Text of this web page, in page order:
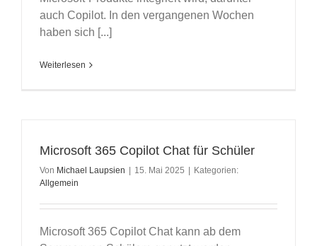
auch Copilot. In den vergangenen Wochen
haben sich [...]
Weiterlesen
Microsoft 365 Copilot Chat für Schüler
Von Michael Laupsien 15. Mai 2025
Kategorien:
Allgemein
Microsoft 365 Copilot Chat kann ab dem